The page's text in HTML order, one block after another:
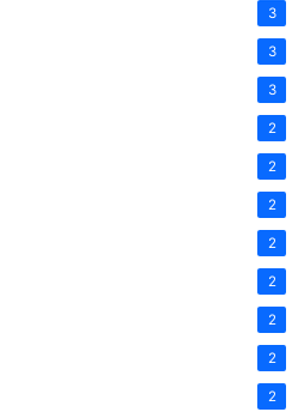
3
3
3
2
2
2
2
2
2
2
2